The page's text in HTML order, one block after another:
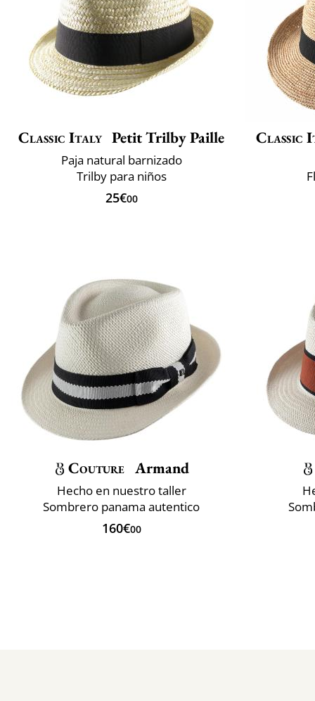
Classic Italy Petit Trilby Paille
Paja natural barnizado
Trilby para niños
25€00
Classic
Couture Armand
Hecho en nuestro taller
Sombrero panama autentico
160€00